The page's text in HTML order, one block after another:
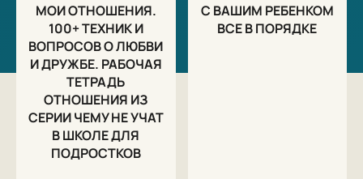
МОИ ОТНОШЕНИЯ.
100+ ТЕХНИК И
ВОПРОСОВ О ЛЮБВИ
И ДРУЖБЕ. РАБОЧАЯ
ТЕТРАДЬ
ОТНОШЕНИЯ ИЗ
СЕРИИ ЧЕМУ НЕ УЧАТ
В ШКОЛЕ ДЛЯ
ПОДРОСТКОВ
С ВАШИМ РЕБЕНКОМ
ВСЕ В ПОРЯДКЕ